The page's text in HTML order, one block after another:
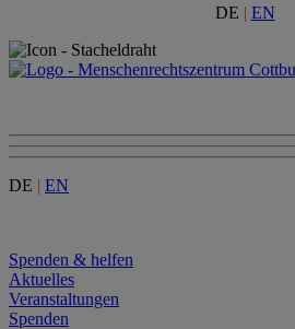
DE | EN
DE | EN
Spenden & helfen
Aktuelles
Veranstaltungen
Spenden